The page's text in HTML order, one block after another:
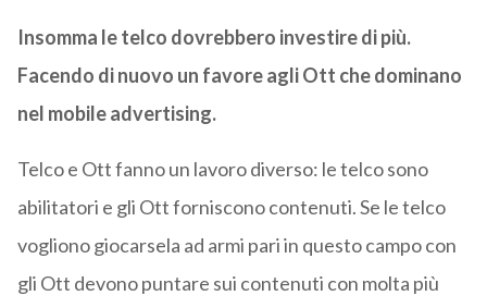
Insomma le telco dovrebbero investire di più.
Facendo di nuovo un favore agli Ott che dominano
nel mobile advertising.
Telco e Ott fanno un lavoro diverso: le telco sono
abilitatori e gli Ott forniscono contenuti. Se le telco
vogliono giocarsela ad armi pari in questo campo con
gli Ott devono puntare sui contenuti con molta più